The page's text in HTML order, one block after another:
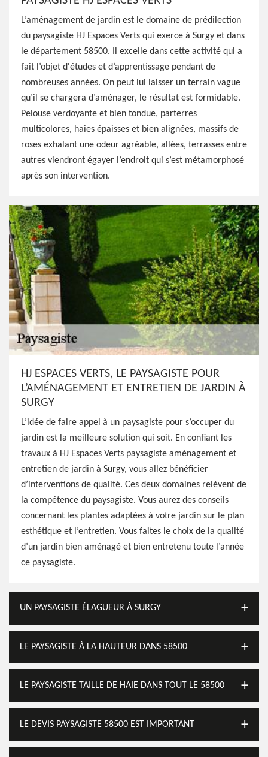
L’aménagement de jardin est le domaine de prédilection
du paysagiste HJ Espaces Verts qui exerce à Surgy et dans
le département 58500. Il excelle dans cette activité qui a
fait l’objet d'études et d’apprentissage pendant de
nombreuses années. On peut lui laisser un terrain vague
qu’il se chargera d’aménager, le résultat est formidable.
Pelouse verdoyante et bien tondue, parterres
multicolores, haies épaisses et bien alignées, massifs de
roses exhalant une odeur agréable, allées, terrasses entre
autres viendront égayer l’endroit qui s’est métamorphosé
après son intervention.
HJ ESPACES VERTS, LE PAYSAGISTE POUR
L’AMÉNAGEMENT ET ENTRETIEN DE JARDIN À
SURGY
L’idée de faire appel à un paysagiste pour s’occuper du
jardin est la meilleure solution qui soit. En confiant les
travaux à HJ Espaces Verts paysagiste aménagement et
entretien de jardin à Surgy, vous allez bénéficier
d’interventions de qualité. Ces deux domaines relèvent de
la compétence du paysagiste. Vous aurez des conseils
concernant les plantes adaptées à votre jardin sur le plan
esthétique et l’entretien. Vous faites le choix de la qualité
d’un jardin bien aménagé et bien entretenu toute l’année
ce paysagiste.
UN PAYSAGISTE ÉLAGUEUR À SURGY
LE PAYSAGISTE À LA HAUTEUR DANS 58500
LE PAYSAGISTE TAILLE DE HAIE DANS TOUT LE 58500
LE DEVIS PAYSAGISTE 58500 EST IMPORTANT